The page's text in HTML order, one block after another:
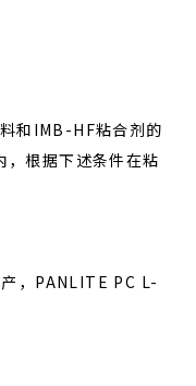
和IMB-HF粘合剂的
，根据下述条件在粘
，PANLITE PC L-